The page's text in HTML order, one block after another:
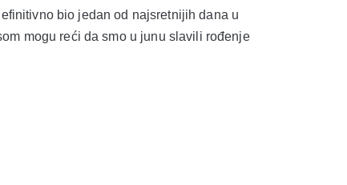
bio jedan od najsretnijih dana u
mogu reći da smo u junu slavili rođenje